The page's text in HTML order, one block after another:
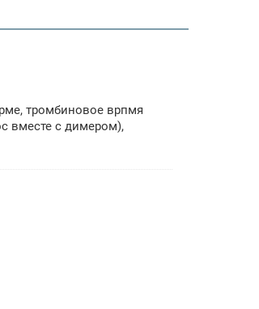
тромбиновое врпмя
вместе с димером),